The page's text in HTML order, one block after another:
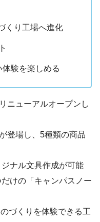
くり工場へ進化
験を楽しめる
ニューアルオープンし
登場し、5種類の商品
ナル文具作成が可能
けの「キャンパスノー
づくりを体験できる工